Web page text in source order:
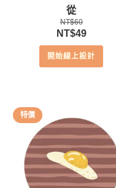
從
NT$60
原
始
價
NT$49目
前
價
開始線上設計
特價